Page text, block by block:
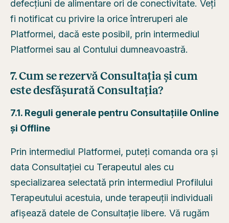
defecțiuni de alimentare ori de conectivitate. Veți
fi notificat cu privire la orice întreruperi ale
Platformei, dacă este posibil, prin intermediul
Platformei sau al Contului dumneavoastră.
7. Cum se rezervă Consultația și cum
este desfășurată Consultația?
7.1. Reguli generale pentru Consultațiile Online
și Offline
Prin intermediul Platformei, puteți comanda ora și
data Consultației cu Terapeutul ales cu
specializarea selectată prin intermediul Profilului
Terapeutului acestuia, unde terapeuții individuali
afișează datele de Consultație libere. Vă rugăm